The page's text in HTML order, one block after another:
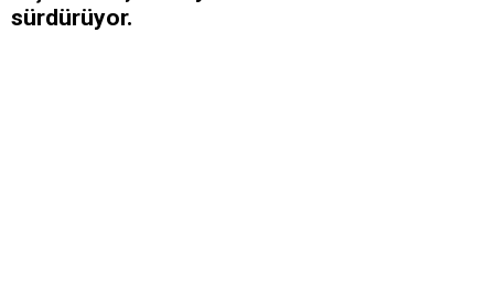
sürdürüyor.